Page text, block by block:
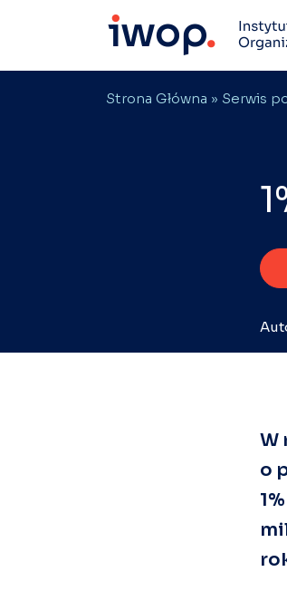
Strona Główna » Serwis
W
o